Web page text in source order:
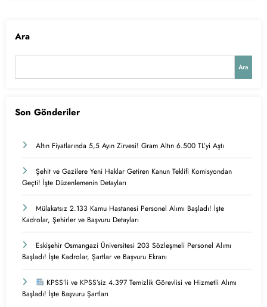
Ara
Ara
Son Gönderiler
Altın Fiyatlarında 5,5 Ayın Zirvesi! Gram Altın 6.500 TL’yi Aştı
Şehit ve Gazilere Yeni Haklar Getiren Kanun Teklifi Komisyondan
Geçti! İşte Düzenlemenin Detayları
Mülakatsız 2.133 Kamu Hastanesi Personel Alımı Başladı! İşte
Kadrolar, Şehirler ve Başvuru Detayları
Eskişehir Osmangazi Üniversitesi 203 Sözleşmeli Personel Alımı
Başladı! İşte Kadrolar, Şartlar ve Başvuru Ekranı
KPSS’li ve KPSS’siz 4.397 Temizlik Görevlisi ve Hizmetli Alımı
Başladı! İşte Başvuru Şartları